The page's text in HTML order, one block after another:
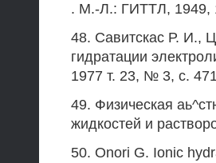
. М.-Л.: ГИТТЛ, 1949,
48. Савитскас Р. И.,
гидратации
1977 т. 23, № 3, с.
49. Физическая
жидкостей и
50. Onori G. Ionic